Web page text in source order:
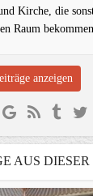
Kirche, die
Raum
anzeigen
AUS DIESER